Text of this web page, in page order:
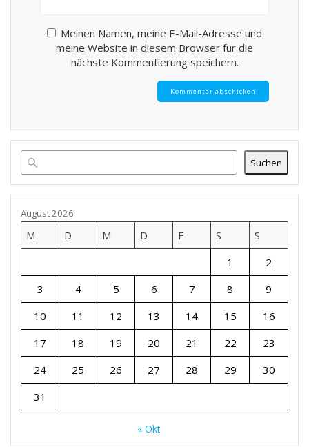
Meinen Namen, meine E-Mail-Adresse und
meine Website in diesem Browser für die
nächste Kommentierung speichern.
Suchen
August 2026
M D M D F S
S
1
2
3
4 5 6 7 8
9
10
11 12 13 14 15
16
17
18 19 20 21 22
23
24
25 26 27 28 29
30
31
« Okt